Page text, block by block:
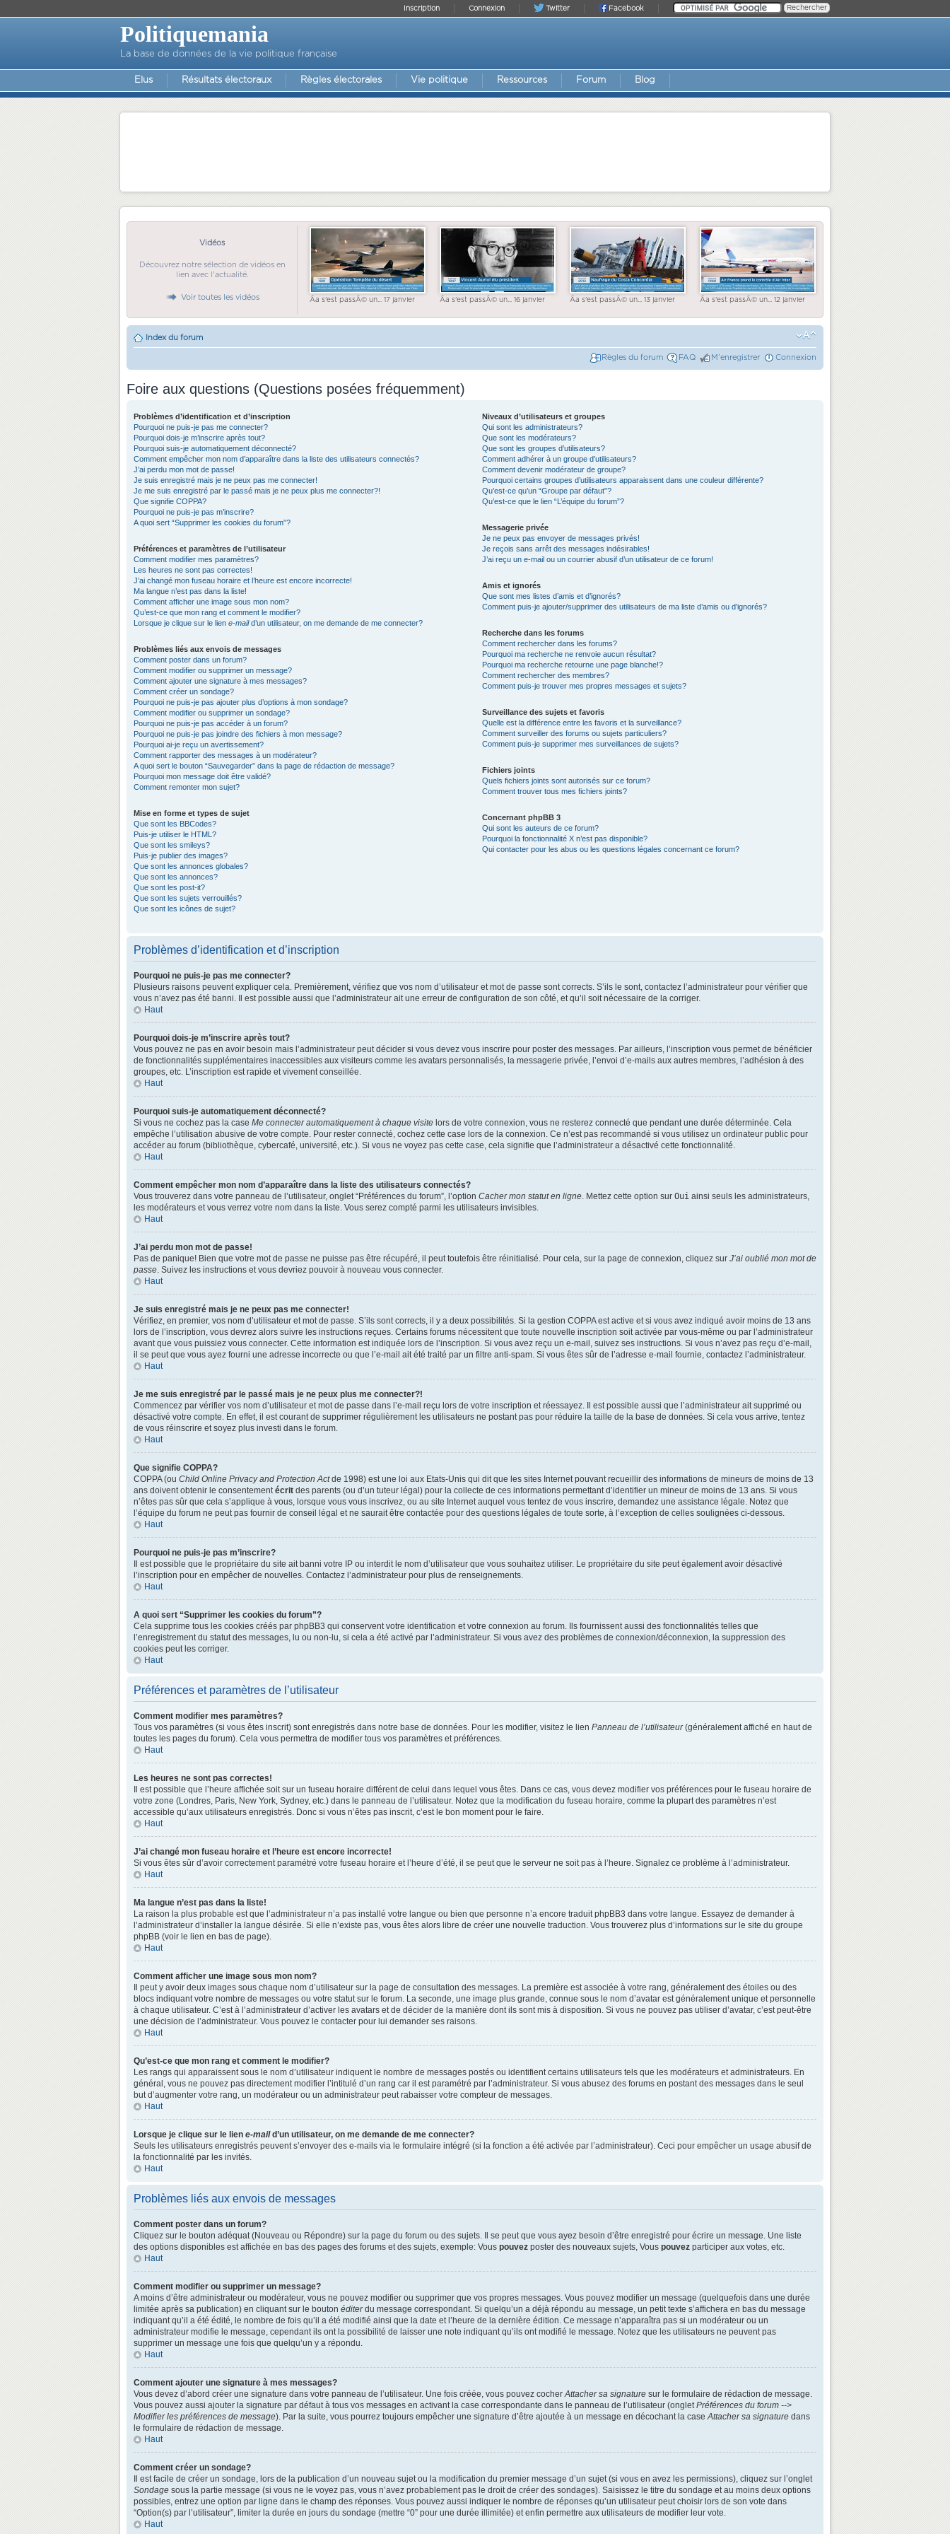
Facebook
Twitter
Connexion
Inscription
Politiquemania
La base de données de la vie politique française
Elus Résultats électoraux Règles électorales Vie politique Ressources Forum Blog
Vidéos
Découvrez notre sélection de vidéos en
lien avec l'actualité.
Voir toutes les vidéos Ãa s'est passÃ© un... 17 janvier Ãa s'est passÃ© un... 16 janvier Ãa s'est passÃ© un... 13 janvier Ãa s'est passÃ© un... 12 janvier
Index du forum
Règles du forum FAQ M’enregistrer Connexion
Foire aux questions (Questions posées fréquemment)
Problèmes d’identification et d’inscription
Pourquoi ne puis-je pas me connecter?
Pourquoi dois-je m’inscrire après tout?
Pourquoi suis-je automatiquement déconnecté?
Comment empêcher mon nom d’apparaître dans la liste des utilisateurs connectés?
J’ai perdu mon mot de passe!
Je suis enregistré mais je ne peux pas me connecter!
Je me suis enregistré par le passé mais je ne peux plus me connecter?!
Que signifie COPPA?
Pourquoi ne puis-je pas m’inscrire?
A quoi sert “Supprimer les cookies du forum”?
Préférences et paramètres de l’utilisateur
Comment modifier mes paramètres?
Les heures ne sont pas correctes!
J’ai changé mon fuseau horaire et l’heure est encore incorrecte!
Ma langue n’est pas dans la liste!
Comment afficher une image sous mon nom?
Qu’est-ce que mon rang et comment le modifier?
Lorsque je clique sur le lien e-maild’un utilisateur, on me demande de me connecter?
Problèmes liés aux envois de messages
Comment poster dans un forum?
Comment modifier ou supprimer un message?
Comment ajouter une signature à mes messages?
Comment créer un sondage?
Pourquoi ne puis-je pas ajouter plus d’options à mon sondage?
Comment modifier ou supprimer un sondage?
Pourquoi ne puis-je pas accéder à un forum?
Pourquoi ne puis-je pas joindre des fichiers à mon message?
Pourquoi ai-je reçu un avertissement?
Comment rapporter des messages à un modérateur?
A quoi sert le bouton “Sauvegarder” dans la page de rédaction de message?
Pourquoi mon message doit être validé?
Comment remonter mon sujet?
Mise en forme et types de sujet
Que sont les BBCodes?
Puis-je utiliser le HTML?
Que sont les smileys?
Puis-je publier des images?
Que sont les annonces globales?
Que sont les annonces?
Que sont les post-it?
Que sont les sujets verrouillés?
Que sont les icônes de sujet?
Niveaux d’utilisateurs et groupes
Qui sont les administrateurs?
Que sont les modérateurs?
Que sont les groupes d’utilisateurs?
Comment adhérer à un groupe d’utilisateurs?
Comment devenir modérateur de groupe?
Pourquoi certains groupes d’utilisateurs apparaissent dans une couleur différente?
Qu’est-ce qu’un “Groupe par défaut”?
Qu’est-ce que le lien “L’équipe du forum”?
Messagerie privée
Je ne peux pas envoyer de messages privés!
Je reçois sans arrêt des messages indésirables!
J’ai reçu un e-mail ou un courrier abusif d’un utilisateur de ce forum!
Amis et ignorés
Que sont mes listes d’amis et d’ignorés?
Comment puis-je ajouter/supprimer des utilisateurs de ma liste d’amis ou d’ignorés?
Recherche dans les forums
Comment rechercher dans les forums?
Pourquoi ma recherche ne renvoie aucun résultat?
Pourquoi ma recherche retourne une page blanche!?
Comment rechercher des membres?
Comment puis-je trouver mes propres messages et sujets?
Surveillance des sujets et favoris
Quelle est la différence entre les favoris et la surveillance?
Comment surveiller des forums ou sujets particuliers?
Comment puis-je supprimer mes surveillances de sujets?
Fichiers joints
Quels fichiers joints sont autorisés sur ce forum?
Comment trouver tous mes fichiers joints?
Concernant phpBB 3
Qui sont les auteurs de ce forum?
Pourquoi la fonctionnalité X n’est pas disponible?
Qui contacter pour les abus ou les questions légales concernant ce forum?
Problèmes d’identification et d’inscription
Pourquoi ne puis-je pas me connecter?
Plusieurs raisons peuvent expliquer cela. Premièrement, vérifiez que vos nom d’utilisateur et mot de passe sont corrects. S’ils le sont, contactez l’administrateur pour vérifier que
vous n’avez pas été banni. Il est possible aussi que l’administrateur ait une erreur de configuration de son côté, et qu’il soit nécessaire de la corriger.
Haut
Pourquoi dois-je m’inscrire après tout?
Vous pouvez ne pas en avoir besoin mais l’administrateur peut décider si vous devez vous inscrire pour poster des messages. Par ailleurs, l’inscription vous permet de bénéficier
de fonctionnalités supplémentaires inaccessibles aux visiteurs comme les avatars personnalisés, la messagerie privée, l’envoi d’e-mails aux autres membres, l’adhésion à des
groupes, etc. L’inscription est rapide et vivement conseillée.
Haut
Pourquoi suis-je automatiquement déconnecté?
Si vous ne cochez pas la case Me connecter automatiquement à chaque visite lors de votre connexion, vous ne resterez connecté que pendant une durée déterminée. Cela
empêche l’utilisation abusive de votre compte. Pour rester connecté, cochez cette case lors de la connexion. Ce n’est pas recommandé si vous utilisez un ordinateur public pour
accéder au forum (bibliothèque, cybercafé, université, etc.). Si vous ne voyez pas cette case, cela signifie que l’administrateur a désactivé cette fonctionnalité.
Haut
Comment empêcher mon nom d’apparaître dans la liste des utilisateurs connectés?
Vous trouverez dans votre panneau de l’utilisateur, onglet “Préférences du forum”, l’option Cacher mon statut en ligne. Mettez cette option sur Oui ainsi seuls les administrateurs,
les modérateurs et vous verrez votre nom dans la liste. Vous serez compté parmi les utilisateurs invisibles.
Haut
J’ai perdu mon mot de passe!
Pas de panique! Bien que votre mot de passe ne puisse pas être récupéré, il peut toutefois être réinitialisé. Pour cela, sur la page de connexion, cliquez sur J’ai oublié mon mot de
passe. Suivez les instructions et vous devriez pouvoir à nouveau vous connecter.
Haut
Je suis enregistré mais je ne peux pas me connecter!
Vérifiez, en premier, vos nom d’utilisateur et mot de passe. S’ils sont corrects, il y a deux possibilités. Si la gestion COPPA est active et si vous avez indiqué avoir moins de 13 ans
lors de l’inscription, vous devrez alors suivre les instructions reçues. Certains forums nécessitent que toute nouvelle inscription soit activée par vous-même ou par l’administrateur
avant que vous puissiez vous connecter. Cette information est indiquée lors de l’inscription. Si vous avez reçu un e-mail, suivez ses instructions. Si vous n’avez pas reçu d’e-mail,
il se peut que vous ayez fourni une adresse incorrecte ou que l’e-mail ait été traité par un filtre anti-spam. Si vous êtes sûr de l’adresse e-mail fournie, contactez l’administrateur.
Haut
Je me suis enregistré par le passé mais je ne peux plus me connecter?!
Commencez par vérifier vos nom d’utilisateur et mot de passe dans l’e-mail reçu lors de votre inscription et réessayez. Il est possible aussi que l’administrateur ait supprimé ou
désactivé votre compte. En effet, il est courant de supprimer régulièrement les utilisateurs ne postant pas pour réduire la taille de la base de données. Si cela vous arrive, tentez
de vous réinscrire et soyez plus investi dans le forum.
Haut
Que signifie COPPA?
COPPA (ou Child Online Privacy and Protection Actde 1998) est une loi aux Etats-Unis qui dit que les sites Internet pouvant recueillir des informations de mineurs de moins de 13
ans doivent obtenir le consentementécrit des parents (ou d’un tuteur légal) pour la collecte de ces informations permettant d’identifier un mineur de moins de 13 ans. Si vous
n’êtes pas sûr que cela s’applique à vous, lorsque vous vous inscrivez, ou au site Internet auquel vous tentez de vous inscrire, demandez une assistance légale. Notez que
l’équipe du forum ne peut pas fournir de conseil légal et ne saurait être contactée pour des questions légales de toute sorte, à l’exception de celles soulignées ci-dessous.
Haut
Pourquoi ne puis-je pas m’inscrire?
Il est possible que le propriétaire du site ait banni votre IP ou interdit le nom d’utilisateur que vous souhaitez utiliser. Le propriétaire du site peut également avoir désactivé
l’inscription pour en empêcher de nouvelles. Contactez l’administrateur pour plus de renseignements.
Haut
A quoi sert “Supprimer les cookies du forum”?
Cela supprime tous les cookies créés par phpBB3 qui conservent votre identification et votre connexion au forum. Ils fournissent aussi des fonctionnalités telles que
l’enregistrement du statut des messages, lu ou non-lu, si cela a été activé par l’administrateur. Si vous avez des problèmes de connexion/déconnexion, la suppression des
cookies peut les corriger.
Haut
Préférences et paramètres de l’utilisateur
Comment modifier mes paramètres?
Tous vos paramètres (si vous êtes inscrit) sont enregistrés dans notre base de données. Pour les modifier, visitez le lien Panneau de l’utilisateur(généralement affiché en haut de
toutes les pages du forum). Cela vous permettra de modifier tous vos paramètres et préférences.
Haut
Les heures ne sont pas correctes!
Il est possible que l’heure affichée soit sur un fuseau horaire différent de celui dans lequel vous êtes. Dans ce cas, vous devez modifier vos préférences pour le fuseau horaire de
votre zone (Londres, Paris, New York, Sydney, etc.) dans le panneau de l’utilisateur. Notez que la modification du fuseau horaire, comme la plupart des paramètres n’est
accessible qu’aux utilisateurs enregistrés. Donc si vous n’êtes pas inscrit, c’est le bon moment pour le faire.
Haut
J’ai changé mon fuseau horaire et l’heure est encore incorrecte!
Si vous êtes sûr d’avoir correctement paramétré votre fuseau horaire et l’heure d’été, il se peut que le serveur ne soit pas à l’heure. Signalez ce problème à l’administrateur.
Haut
Ma langue n’est pas dans la liste!
La raison la plus probable est que l’administrateur n’a pas installé votre langue ou bien que personne n’a encore traduit phpBB3 dans votre langue. Essayez de demander à
l’administrateur d’installer la langue désirée. Si elle n’existe pas, vous êtes alors libre de créer une nouvelle traduction. Vous trouverez plus d’informations sur le site du groupe
phpBB (voir le lien en bas de page).
Haut
Comment afficher une image sous mon nom?
Il peut y avoir deux images sous chaque nom d’utilisateur sur la page de consultation des messages. La première est associée à votre rang, généralement des étoiles ou des
blocs indiquant votre nombre de messages ou votre statut sur le forum. La seconde, une image plus grande, connue sous le nom d’avatar est généralement unique et personnelle
à chaque utilisateur. C’est à l’administrateur d’activer les avatars et de décider de la manière dont ils sont mis à disposition. Si vous ne pouvez pas utiliser d’avatar, c’est peut-être
une décision de l’administrateur. Vous pouvez le contacter pour lui demander ses raisons.
Haut
Qu’est-ce que mon rang et comment le modifier?
Les rangs qui apparaissent sous le nom d’utilisateur indiquent le nombre de messages postés ou identifient certains utilisateurs tels que les modérateurs et administrateurs. En
général, vous ne pouvez pas directement modifier l’intitulé d’un rang car il est paramétré par l’administrateur. Si vous abusez des forums en postant des messages dans le seul
but d’augmenter votre rang, un modérateur ou un administrateur peut rabaisser votre compteur de messages.
Haut
Lorsque je clique sur le lien e-maild’un utilisateur, on me demande de me connecter?
Seuls les utilisateurs enregistrés peuvent s’envoyer des e-mails via le formulaire intégré (si la fonction a été activée par l’administrateur). Ceci pour empêcher un usage abusif de
la fonctionnalité par les invités.
Haut
Problèmes liés aux envois de messages
Comment poster dans un forum?
Cliquez sur le bouton adéquat (Nouveau ou Répondre) sur la page du forum ou des sujets. Il se peut que vous ayez besoin d’être enregistré pour écrire un message. Une liste
des options disponibles est affichée en bas des pages des forums et des sujets, exemple: Vous pouvez poster des nouveaux sujets, Vous pouvez participer aux votes, etc.
Haut
Comment modifier ou supprimer un message?
A moins d’être administrateur ou modérateur, vous ne pouvez modifier ou supprimer que vos propres messages. Vous pouvez modifier un message (quelquefois dans une durée
limitée après sa publication) en cliquant sur le bouton éditerdu message correspondant. Si quelqu’un a déjà répondu au message, un petit texte s’affichera en bas du message
indiquant qu’il a été édité, le nombre de fois qu’il a été modifié ainsi que la date et l’heure de la dernière édition. Ce message n’apparaîtra pas si un modérateur ou un
administrateur modifie le message, cependant ils ont la possibilité de laisser une note indiquant qu’ils ont modifié le message. Notez que les utilisateurs ne peuvent pas
supprimer un message une fois que quelqu’un y a répondu.
Haut
Comment ajouter une signature à mes messages?
Vous devez d’abord créer une signature dans votre panneau de l’utilisateur. Une fois créée, vous pouvez cocherAttacher sa signature sur le formulaire de rédaction de message.
Vous pouvez aussi ajouter la signature par défaut à tous vos messages en activant la case correspondante dans le panneau de l’utilisateur (ongletPréférences du forum -->
Modifier les préférences de message). Par la suite, vous pourrez toujours empêcher une signature d’être ajoutée à un message en décochant la caseAttacher sa signature dans
le formulaire de rédaction de message.
Haut
Comment créer un sondage?
Il est facile de créer un sondage, lors de la publication d’un nouveau sujet ou la modification du premier message d’un sujet (si vous en avez les permissions), cliquez sur l’onglet
Sondage sous la partie message (si vous ne le voyez pas, vous n’avez probablement pas le droit de créer des sondages). Saisissez le titre du sondage et au moins deux options
possibles, entrez une option par ligne dans le champ des réponses. Vous pouvez aussi indiquer le nombre de réponses qu’un utilisateur peut choisir lors de son vote dans
“Option(s) par l’utilisateur”, limiter la durée en jours du sondage (mettre “0” pour une durée illimitée) et enfin permettre aux utilisateurs de modifier leur vote.
Haut